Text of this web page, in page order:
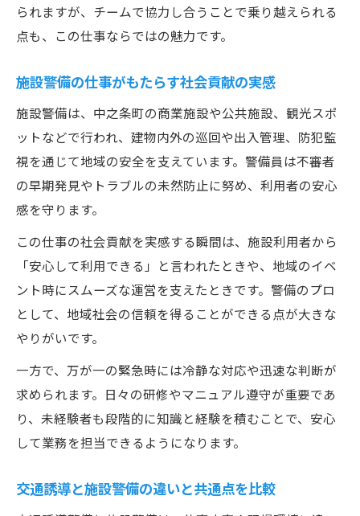
られますが、チームで協力し合うことで乗り越えられる
点も、この仕事ならではの魅力です。
施設警備の仕事がもたらす社会貢献の実感
施設警備は、中之条町の商業施設や公共施設、観光スポ
ットなどで行われ、建物内外の巡回や出入管理、防犯監
視を通じて地域の安全を支えています。警備員は不審者
の早期発見やトラブルの未然防止に努め、利用者の安心
感を守ります。
この仕事の社会貢献を実感する瞬間は、施設利用者から
「安心して利用できる」と言われたときや、地域のイベ
ント時にスムーズな運営を支えたときです。警備のプロ
として、地域社会の信頼を得ることができる点が大きな
やりがいです。
一方で、万が一の緊急時には冷静な対応や迅速な判断が
求められます。日々の研修やマニュアル遵守が重要であ
り、未経験者も段階的に知識と経験を積むことで、安心
して業務を担当できるようになります。
交通誘導と施設警備の違いと共通点を比較